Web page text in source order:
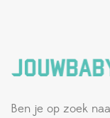
Ben je op zoek